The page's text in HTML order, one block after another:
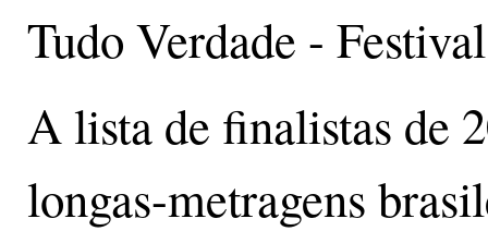
Tudo Verdade -
A lista de finalistas de
longas-metragens